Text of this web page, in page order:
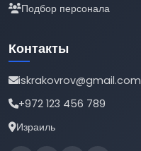
Подбор персонала
Контакты
iskrakovrov@gmail.com
+972 123 456 789
Израиль